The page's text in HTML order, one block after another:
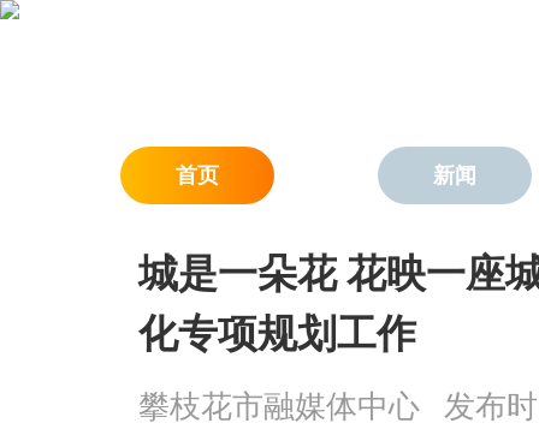
首页 新闻
城是一朵花 花映一座
化专项规划工作
攀枝花市融媒体中心 发布